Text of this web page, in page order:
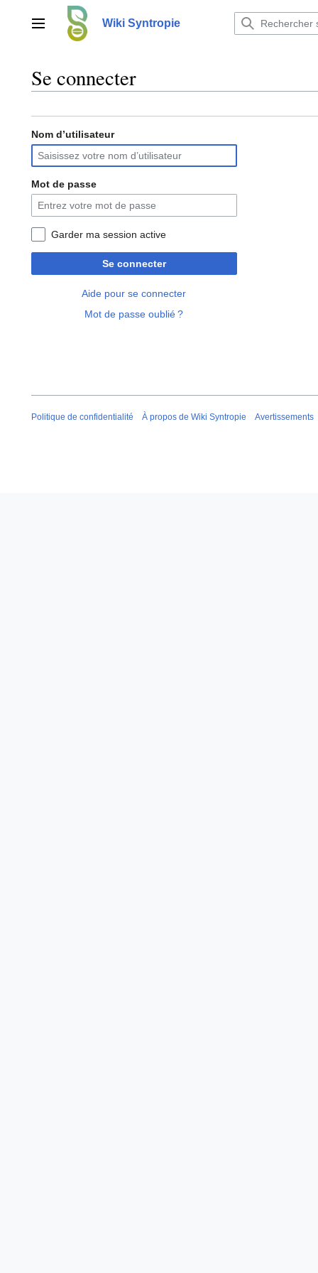
contenuMenu principalWiki Syntropie
Se connecter
Nom d’utilisateur
Mot de passe
Garder ma session active
Se connecter
Aide pour se connecter
Mot de passe oublié ?
Politique de confidentialité À propos de Wiki Syntropie Avertissements